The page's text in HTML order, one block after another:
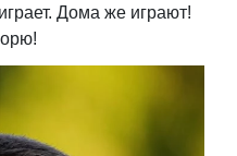
Дома же играют!